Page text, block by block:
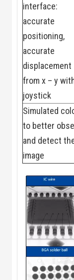
interface:
accurate
positioning,
accurate
displacement
from x – y
joystick
Simulated
to better
and detect
image